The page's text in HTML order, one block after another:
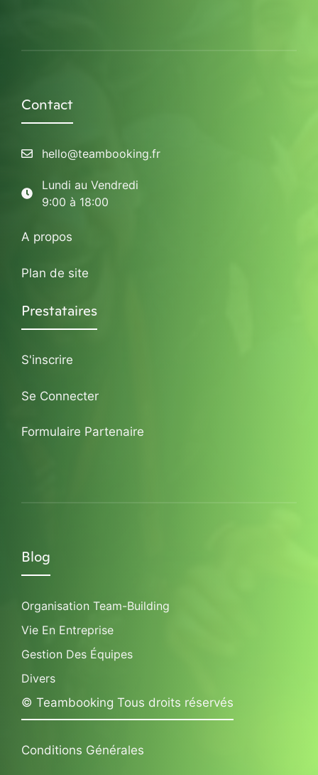
Contact
hello@teambooking.fr
Lundi au Vendredi
9:00 à 18:00
A propos
Plan de site
Prestataires
S'inscrire
Se Connecter
Formulaire Partenaire
Blog
Organisation Team-Building
Vie En Entreprise
Gestion Des Équipes
Divers
© Teambooking Tous droits réservés
Conditions Générales